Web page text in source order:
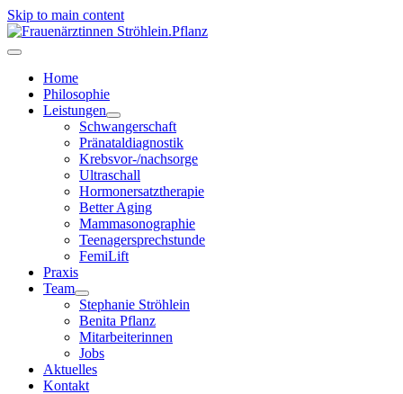
Skip to main content
Home
Philosophie
Leistungen
Schwangerschaft
Pränataldiagnostik
Krebsvor-/nachsorge
Ultraschall
Hormonersatztherapie
Better Aging
Mammasonographie
Teenagersprechstunde
FemiLift
Praxis
Team
Stephanie Ströhlein
Benita Pflanz
Mitarbeiterinnen
Jobs
Aktuelles
Kontakt